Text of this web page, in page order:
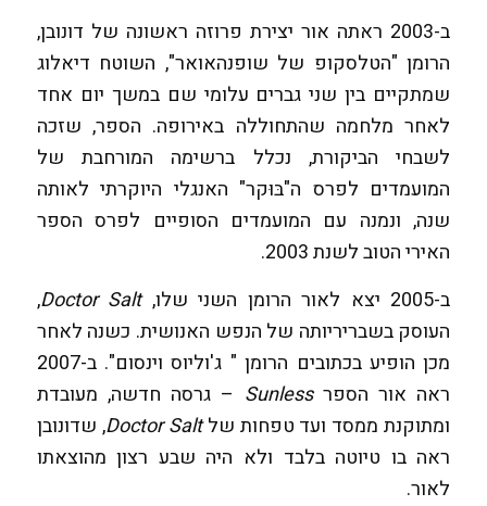
ב-2003 ראתה אור יצירת פרוזה ראשונה של דונובן,
הרומן "הטלסקופ של שופנהאואר", השוטח דיאלוג
שמתקיים בין שני גברים עלומי שם במשך יום אחד
לאחר מלחמה שהתחוללה באירופה. הספר, שזכה
לשבחי הביקורת, נכלל ברשימה המורחבת של
המועמדים לפרס ה"בּוּקר" האנגלי היוקרתי לאותה
שנה, ונמנה עם המועמדים הסופיים לפרס הספר
האירי הטוב לשנת 2003.
ב-2005 יצא לאור הרומן השני שלו,
Doctor Salt
,
העוסק בשבריריותה של הנפש האנושית. כשנה לאחר
מכן הופיע בכתובים הרומן " ג'וליוס וינסום". ב-2007
ראה אור הספרSunless – גרסה חדשה, מעובדת
ומתוקנת ממסד ועד טפחות שלDoctor Salt, שדונובן
ראה בו טיוטה בלבד ולא היה שבע רצון מהוצאתו
לאור.